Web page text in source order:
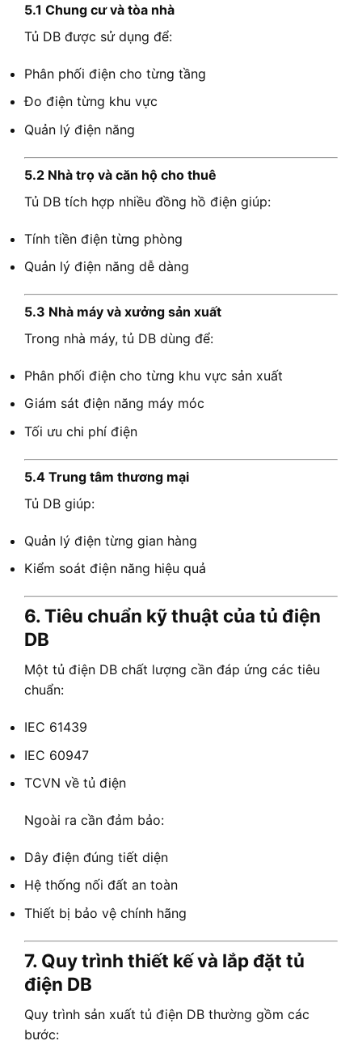
5.1 Chung cư và tòa nhà
Tủ DB được sử dụng để:
Phân phối điện cho từng tầng
Đo điện từng khu vực
Quản lý điện năng
5.2 Nhà trọ và căn hộ cho thuê
Tủ DB tích hợp nhiều đồng hồ điện giúp:
Tính tiền điện từng phòng
Quản lý điện năng dễ dàng
5.3 Nhà máy và xưởng sản xuất
Trong nhà máy, tủ DB dùng để:
Phân phối điện cho từng khu vực sản xuất
Giám sát điện năng máy móc
Tối ưu chi phí điện
5.4 Trung tâm thương mại
Tủ DB giúp:
Quản lý điện từng gian hàng
Kiểm soát điện năng hiệu quả
6. Tiêu chuẩn kỹ thuật của tủ điện
DB
Một tủ điện DB chất lượng cần đáp ứng các tiêu
chuẩn:
IEC 61439
IEC 60947
TCVN về tủ điện
Ngoài ra cần đảm bảo:
Dây điện đúng tiết diện
Hệ thống nối đất an toàn
Thiết bị bảo vệ chính hãng
7. Quy trình thiết kế và lắp đặt tủ
điện DB
Quy trình sản xuất tủ điện DB thường gồm các
bước: